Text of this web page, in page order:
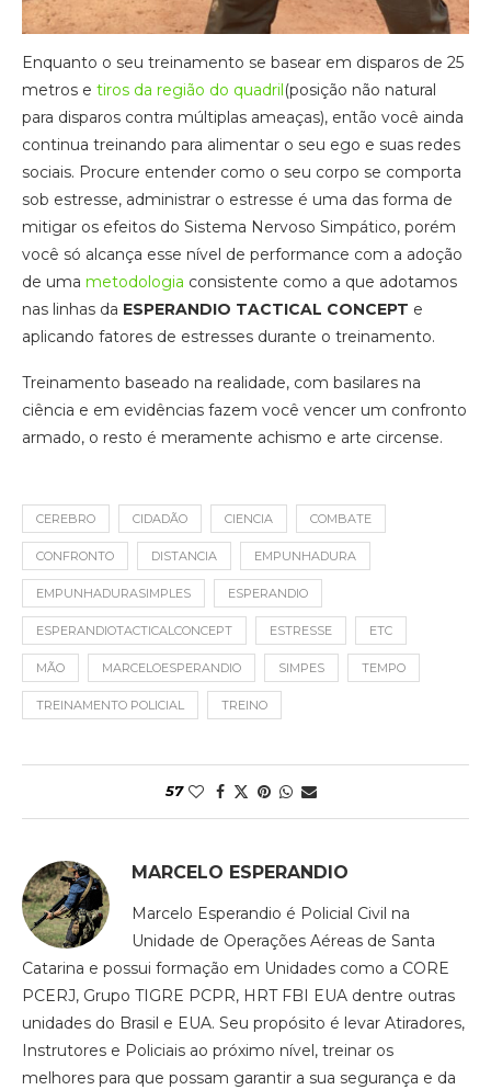
Enquanto o seu treinamento se basear em disparos de 25
metros e tiros da região do quadril(posição não natural
para disparos contra múltiplas ameaças), então você ainda
continua treinando para alimentar o seu ego e suas redes
sociais. Procure entender como o seu corpo se comporta
sob estresse, administrar o estresse é uma das forma de
mitigar os efeitos do Sistema Nervoso Simpático, porém
você só alcança esse nível de performance com a adoção
de uma metodologia consistente como a que adotamos
nas linhas da ESPERANDIO TACTICAL CONCEPT e
aplicando fatores de estresses durante o treinamento.
Treinamento baseado na realidade, com basilares na
ciência e em evidências fazem você vencer um confronto
armado, o resto é meramente achismo e arte circense.
CEREBRO CIDADÃO CIENCIA COMBATE
CONFRONTO DISTANCIA EMPUNHADURA
EMPUNHADURASIMPLES ESPERANDIO
ESPERANDIOTACTICALCONCEPT ESTRESSE ETC
MÃO MARCELOESPERANDIO SIMPES TEMPO
TREINAMENTO POLICIAL TREINO
57
MARCELO ESPERANDIO
Marcelo Esperandio é Policial Civil na
Unidade de Operações Aéreas de Santa
Catarina e possui formação em Unidades como a CORE
PCERJ, Grupo TIGRE PCPR, HRT FBI EUA dentre outras
unidades do Brasil e EUA. Seu propósito é levar Atiradores,
Instrutores e Policiais ao próximo nível, treinar os
melhores para que possam garantir a sua segurança e da